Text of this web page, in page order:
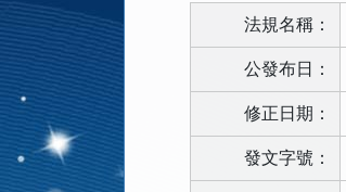
法規名稱：
公發布日：
修正日期：
發文字號：